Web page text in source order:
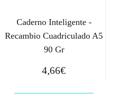
Caderno Inteligente -
Recambio Cuadriculado A5
90 Gr
4,66€